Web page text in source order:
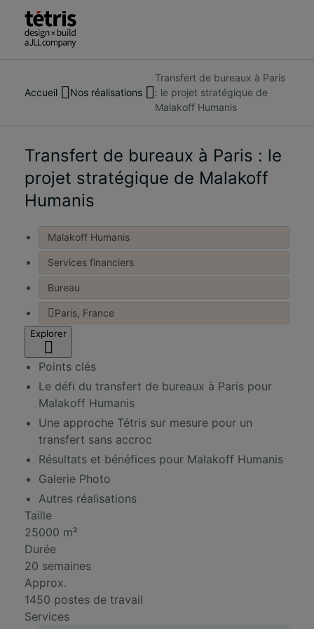
À propos de nous
Services
Nous contacter
Accueil Nos réalisations
Transfert de bureaux à Paris
: le projet stratégique de
Malakoff Humanis
Rechercher
des
lieux,
actualités
et
informations
Réalisation
Transfert de bureaux à Paris : le
projet stratégique de Malakoff
Humanis
Malakoff Humanis
Services financiers
Bureau
Paris, France
Explorer
Points clés
Le défi du transfert de bureaux à Paris pour
Malakoff Humanis
Une approche Tétris sur mesure pour un
transfert sans accroc
Résultats et bénéfices pour Malakoff Humanis
Galerie Photo
Autres réalisations
Taille
25000 m²
Durée
20 semaines
Approx.
1450 postes de travail
Services